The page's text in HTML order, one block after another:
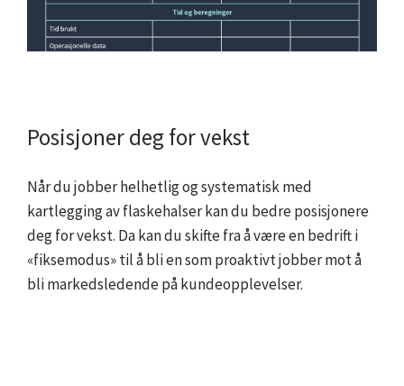
Posisjoner deg for vekst
Når du jobber helhetlig og systematisk med
kartlegging av flaskehalser kan du bedre posisjonere
deg for vekst. Da kan du skifte fra å være en bedrift i
«fiksemodus» til å bli en som proaktivt jobber mot å
bli markedsledende på kundeopplevelser.